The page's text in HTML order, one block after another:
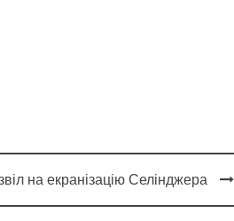
на екранізацію Селінджера